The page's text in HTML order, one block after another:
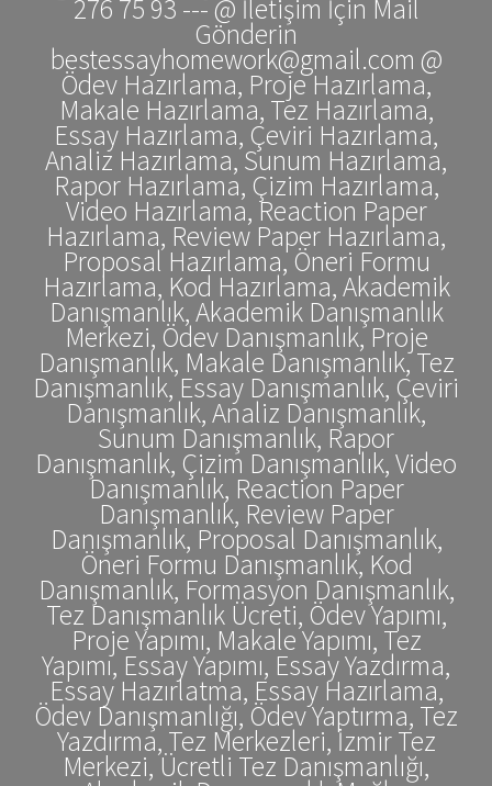
276 75 93 --- @ İletişim İçin Mail
Gönderin
bestessayhomework@gmail.com @
Ödev Hazırlama, Proje Hazırlama,
Makale Hazırlama, Tez Hazırlama,
Essay Hazırlama, Çeviri Hazırlama,
Analiz Hazırlama, Sunum Hazırlama,
Rapor Hazırlama, Çizim Hazırlama,
Video Hazırlama, Reaction Paper
Hazırlama, Review Paper Hazırlama,
Proposal Hazırlama, Öneri Formu
Hazırlama, Kod Hazırlama, Akademik
Danışmanlık, Akademik Danışmanlık
Merkezi, Ödev Danışmanlık, Proje
Danışmanlık, Makale Danışmanlık, Tez
Danışmanlık, Essay Danışmanlık, Çeviri
Danışmanlık, Analiz Danışmanlık,
Sunum Danışmanlık, Rapor
Danışmanlık, Çizim Danışmanlık, Video
Danışmanlık, Reaction Paper
Danışmanlık, Review Paper
Danışmanlık, Proposal Danışmanlık,
Öneri Formu Danışmanlık, Kod
Danışmanlık, Formasyon Danışmanlık,
Tez Danışmanlık Ücreti, Ödev Yapımı,
Proje Yapımı, Makale Yapımı, Tez
Yapımı, Essay Yapımı, Essay Yazdırma,
Essay Hazırlatma, Essay Hazırlama,
Ödev Danışmanlığı, Ödev Yaptırma, Tez
Yazdırma, Tez Merkezleri, İzmir Tez
Merkezi, Ücretli Tez Danışmanlığı,